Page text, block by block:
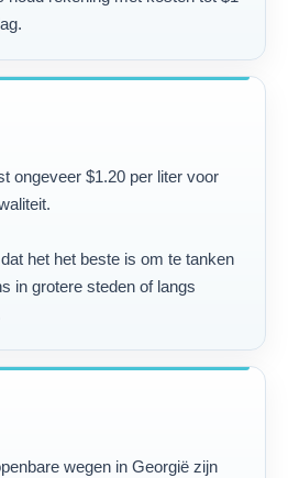
ongeveer $1.20 per liter voor
het het beste is om te tanken
in grotere steden of langs
wegen in Georgië zijn